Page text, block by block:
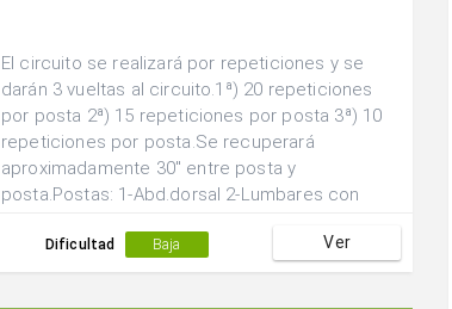
El circuito se realizará por repeticiones y se
darán 3 vueltas al circuito.1ª) 20 repeticiones
por posta 2ª) 15 repeticiones por posta 3ª) 10
repeticiones por posta.Se recuperará
aproximadamente 30" entre posta y
posta.Postas: 1-Abd.dorsal 2-Lumbares con
elevación de piernas 4-Abd. superior piernas
extendidas 5-Lumbares con elevación de
Dificultad Baja Ver